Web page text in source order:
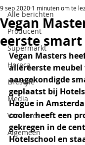
Alle berichten
Producent
Supermarkt
Horeca
Lifestyle
Media
Vacatures
Algemeen
Vegan
eerste
9 sep 2020 1 minuten om te
Vegan Masters
allereerste meubel
aangekondigde
geplaatst bij
Hague in
cooler heeft een
gekregen in de
Hotelschool en